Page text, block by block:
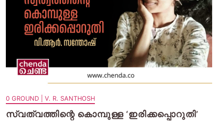
0 GROUND | V. R. SANTHOSH
സ്വത്വത്തിന്റെ കൊമ്പുള്ള ‘ഇരിക്കപ്പൊറുതി’